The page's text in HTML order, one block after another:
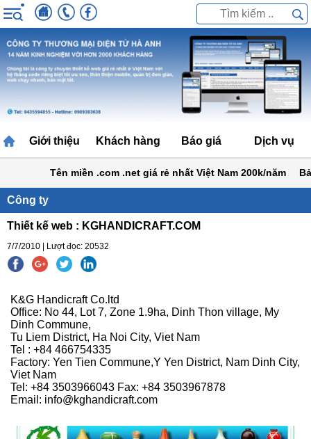
Giới thiệu Khách hàng Báo giá Dịch vụ
Tên miền .com .net giá rẻ nhất Việt Nam 200k/năm
Công ty
Thiết kế web : KGHANDICRAFT.COM
7/7/2010 | Lượt đọc: 20532
K&G Handicraft Co.ltd
Office: No 44, Lot 7, Zone 1.9ha, Dinh Thon village, My
Dinh Commune,
Tu Liem District, Ha Noi City, Viet Nam
Tel : +84 466754335
Factory: Yen Tien Commune,Y Yen District, Nam Dinh City,
Viet Nam
Tel: +84 3503966043 Fax: +84 3503967878
Email: info@kghandicraft.com